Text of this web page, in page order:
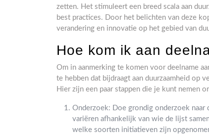
zetten. Het stimuleert een breed scala aan
best practices. Door het belichten van deze
verandering en innovatie op het gebied van
Hoe kom ik aan
Om in aanmerking te komen voor deelname
te hebben dat bijdraagt aan duurzaamheid op
Hier zijn een paar stappen die je kunt nemen
Onderzoek: Doe grondig onderzoek
variëren afhankelijk van wie de lijst
welke soorten initiatieven zijn